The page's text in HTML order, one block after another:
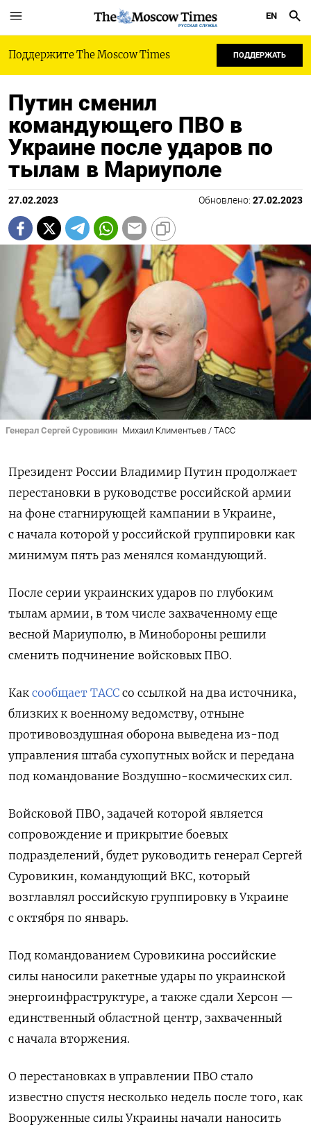
РУССКАЯ СЛУЖБА
EN
Поддержите The Moscow Times ПОДДЕРЖАТЬ
Путин сменил
командующего ПВО в
Украине после ударов по
тылам в Мариуполе
27.02.2023 Обновлено: 27.02.2023
Генерал Сергей Суровикин Михаил Климентьев / ТАСС
Президент России Владимир Путин продолжает
перестановки в руководстве российской армии
на фоне стагнирующей кампании в Украине,
с начала которой у российской группировки как
минимум пять раз менялся командующий.
После серии украинских ударов по глубоким
тылам армии, в том числе захваченному еще
весной Мариуполю, в Минобороны решили
сменить подчинение войсковых ПВО.
Как сообщает ТАСС со ссылкой на два источника,
близких к военному ведомству, отныне
противовоздушная оборона выведена из-под
управления штаба сухопутных войск и передана
под командование Воздушно-космических сил.
Войсковой ПВО, задачей которой является
сопровождение и прикрытие боевых
подразделений, будет руководить генерал Сергей
Суровикин, командующий ВКС, который
возглавлял российскую группировку в Украине
с октября по январь.
Под командованием Суровикина российские
силы наносили ракетные удары по украинской
энергоинфраструктуре, а также сдали Херсон —
единственный областной центр, захваченный
с начала вторжения.
О перестановках в управлении ПВО стало
известно спустя несколько недель после того, как
Вооруженные силы Украины начали наносить